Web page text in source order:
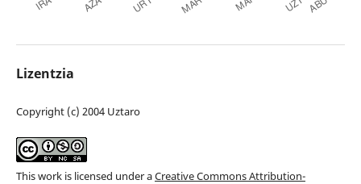
Lizentzia
Copyright (c) 2004 Uztaro
This work is licensed under aCreative Commons Attribution-